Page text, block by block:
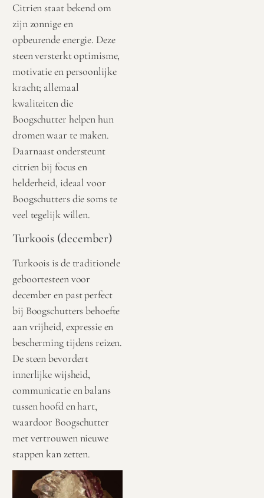
Citrien staat bekend om
zijn zonnige en
opbeurende energie. Deze
steen versterkt optimisme,
motivatie en persoonlijke
kracht; allemaal
kwaliteiten die
Boogschutter helpen hun
dromen waar te maken.
Daarnaast ondersteunt
citrien bij focus en
helderheid, ideaal voor
Boogschutters die soms te
veel tegelijk willen.
Turkoois (december)
Turkoois is de traditionele
geboortesteen voor
december en past perfect
bij Boogschutters behoefte
aan vrijheid, expressie en
bescherming tijdens reizen.
De steen bevordert
innerlijke wijsheid,
communicatie en balans
tussen hoofd en hart,
waardoor Boogschutter
met vertrouwen nieuwe
stappen kan zetten.